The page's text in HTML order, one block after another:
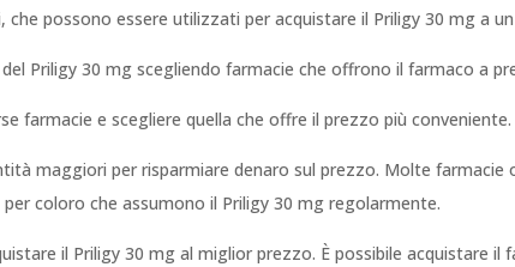
possono essere utilizzati per acquistare il Priligy 30 mg a
Priligy 30 mg scegliendo farmacie che offrono il farmaco a
farmacie e scegliere quella che offre il prezzo più conveniente.
maggiori per risparmiare denaro sul prezzo. Molte
coloro che assumono il Priligy 30 mg regolarmente.
il Priligy 30 mg al miglior prezzo. È possibile acquistare